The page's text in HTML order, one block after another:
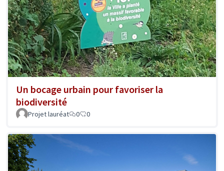
Un bocage urbain pour favoriser la
biodiversité
Projet lauréat 0 0